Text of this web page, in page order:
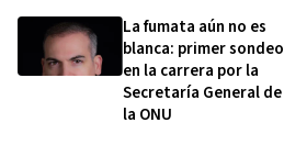
La fumata aún no es
blanca: primer sondeo
en la carrera por la
Secretaría General de
la ONU